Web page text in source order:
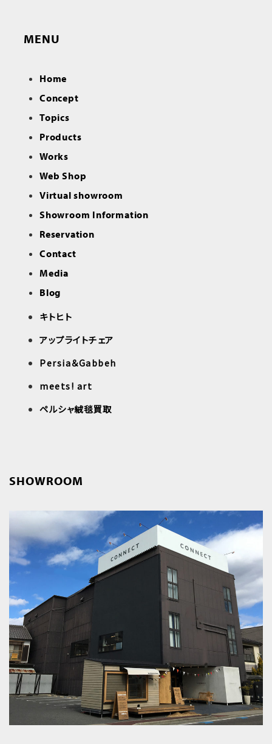
MENU
Home
Concept
Topics
Products
Works
Web Shop
Virtual showroom
Showroom Information
Reservation
Contact
Media
Blog
キトヒト
アップライトチェア
Persia＆Gabbeh
meets! art
ペルシャ絨毯買取
SHOWROOM